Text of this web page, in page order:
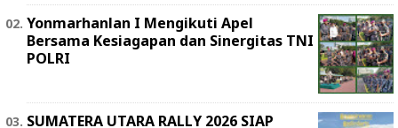
Yonmarhanlan I Mengikuti Apel
Bersama Kesiagapan dan Sinergitas TNI
POLRI
SUMATERA UTARA RALLY 2026 SIAP